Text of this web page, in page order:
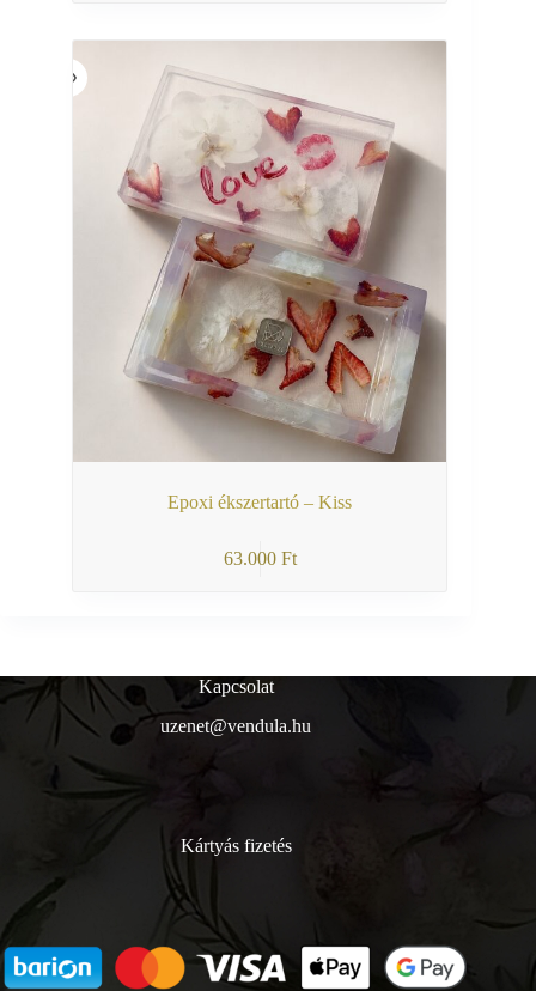
Epoxi ékszertartó – Kiss
63.000 Ft
Kapcsolat
uzenet@vendula.hu
Kártyás fizetés